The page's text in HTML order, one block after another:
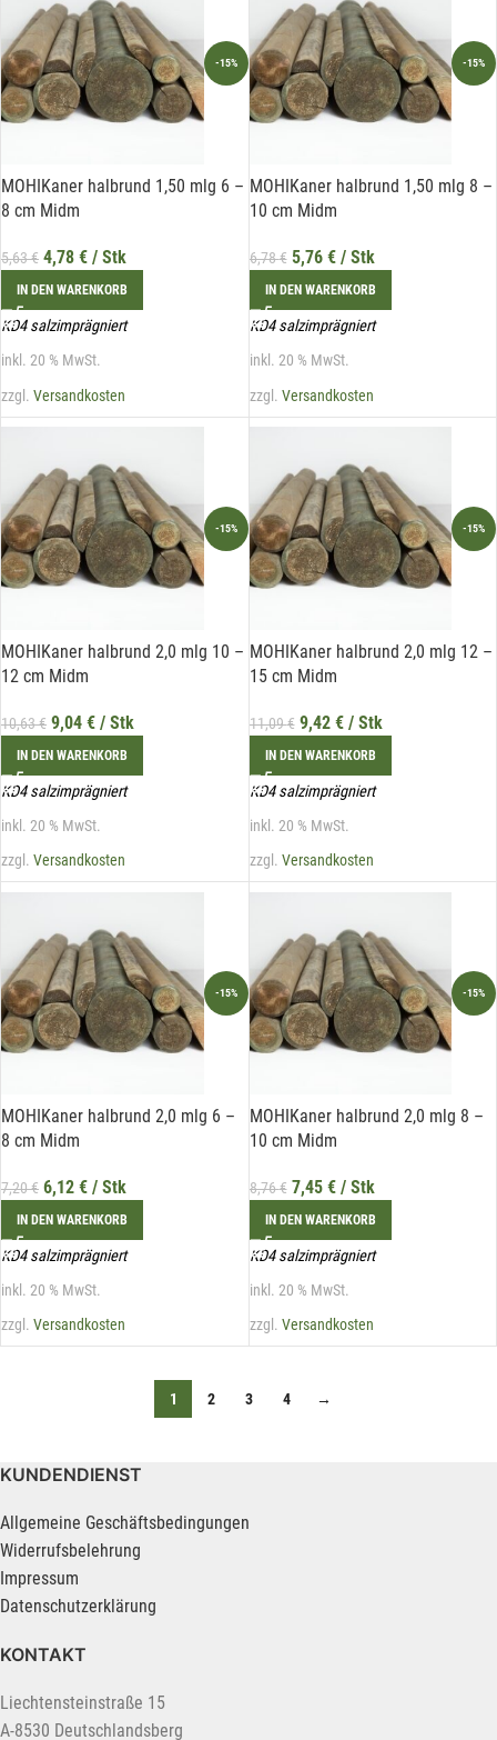
-15%
MOHIKaner halbrund 1,50 mlg 6 –
8 cm Midm
5,63€ 4,78 € / Stk
IN DEN WARENKORB
KD4 salzimprägniert
inkl. 20 % MwSt.
zzgl. Versandkosten
-15%
MOHIKaner halbrund 1,50 mlg 8 –
10 cm Midm
6,78€ 5,76 €/ Stk
IN DEN WARENKORB
KD4 salzimprägniert
inkl. 20 % MwSt.
zzgl. Versandkosten
-15%
MOHIKaner halbrund 2,0 mlg 10 –
12 cm Midm
10,63€ 9,04 € / Stk
IN DEN WARENKORB
KD4 salzimprägniert
inkl. 20 % MwSt.
zzgl. Versandkosten
-15%
MOHIKaner halbrund 2,0 mlg 12 –
15 cm Midm
11,09€ 9,42 €/ Stk
IN DEN WARENKORB
KD4 salzimprägniert
inkl. 20 % MwSt.
zzgl. Versandkosten
-15%
MOHIKaner halbrund 2,0 mlg 6 –
8 cm Midm
7,20€ 6,12 € / Stk
IN DEN WARENKORB
KD4 salzimprägniert
inkl. 20 % MwSt.
zzgl. Versandkosten
-15%
MOHIKaner halbrund 2,0 mlg 8 –
10 cm Midm
8,76€ 7,45 €/ Stk
IN DEN WARENKORB
KD4 salzimprägniert
inkl. 20 % MwSt.
zzgl. Versandkosten
1 2 3 4 →
KUNDENDIENST
Allgemeine Geschäftsbedingungen
Widerrufsbelehrung
Impressum
Datenschutzerklärung
KONTAKT
Liechtensteinstraße 15
A-8530 Deutschlandsberg
Name*
E-Mail*
Zwecke der Zusendung von Newslettern über Neuigkeiten in der
Liechtenstein Holztreff GmbH im Einklang mit der
Datenschutzerklärung verwendet werden. Diese Einwilligung ist
freiwillig und kann jederzeit mit Wirkung für die Zukunft gegenüber
der Liechtenstein Holztreff GmbH unterinfo@holztreff.at
widerrufen werden.